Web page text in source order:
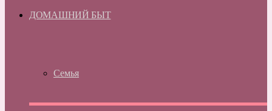
ДОМАШНИЙ БЫТ
Семья